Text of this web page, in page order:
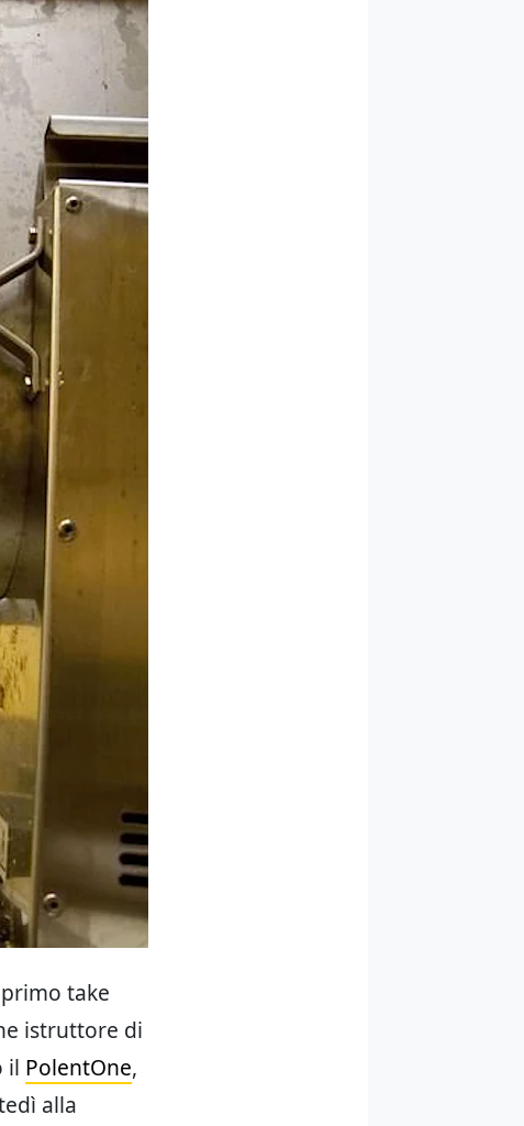
primo take
istruttore di
il PolentOne,
alla